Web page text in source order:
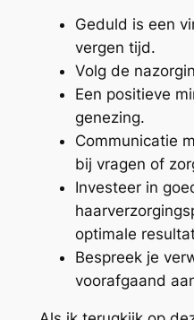
Geduld is een
vergen tijd.
Volg de
Een positieve
genezing.
Communicatie
bij vragen of
Investeer in
optimale
Bespreek je
voorafgaand